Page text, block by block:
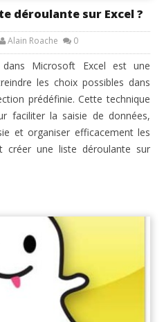
déroulante sur Excel ?
Alain Roache 0
Microsoft Excel est une
les choix possibles dans
prédéfinie. Cette technique
faciliter la saisie de données,
et organiser efficacement les
créer une liste déroulante sur